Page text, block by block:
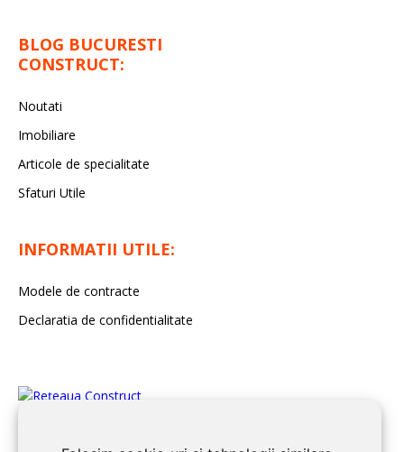
BLOG BUCURESTI
CONSTRUCT:
Noutati
Imobiliare
Articole de specialitate
Sfaturi Utile
INFORMATII UTILE:
Modele de contracte
Declaratia de confidentialitate